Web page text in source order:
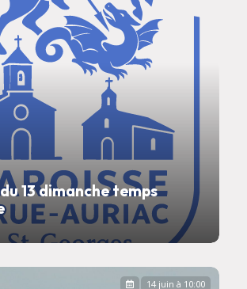
13 dimanche temps
14 juin à 10:00